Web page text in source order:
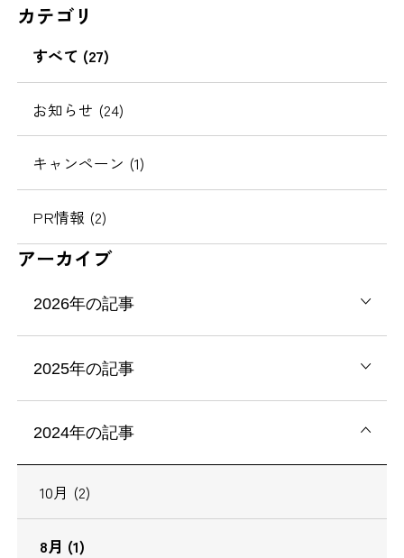
カテゴリ
すべて (27)
お知らせ (24)
キャンペーン (1)
PR情報 (2)
アーカイブ
2026年の記事
2025年の記事
2024年の記事
10月 (2)
8月 (1)